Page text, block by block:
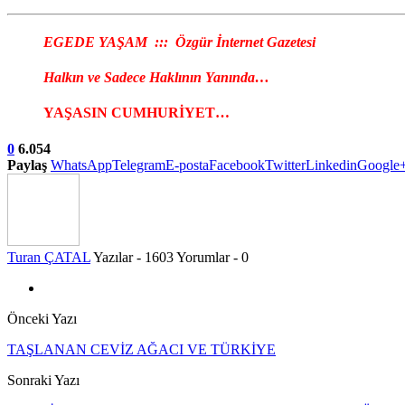
EGEDE YAŞAM ::: Özgür İnternet Gazetesi
Halkın ve Sadece Haklının Yanında…
YAŞASIN CUMHURİYET…
0 6.054
Paylaş WhatsAppTelegramE-postaFacebookTwitterLinkedin
Turan ÇATALYazılar - 1603Yorumlar - 0
Önceki Yazı
TAŞLANAN CEVİZ AĞACI VE TÜRKİYE
Sonraki Yazı